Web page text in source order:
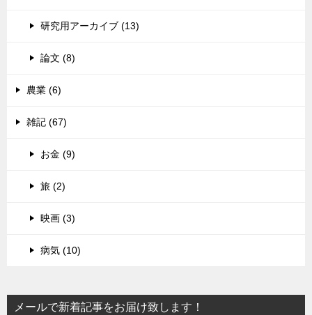
研究用アーカイブ (13)
論文 (8)
農業 (6)
雑記 (67)
お金 (9)
旅 (2)
映画 (3)
病気 (10)
メールで新着記事をお届け致します！